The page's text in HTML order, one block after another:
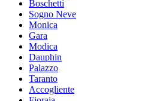
Boschetti
Sogno Neve
Moniсa
Gara
Modica
Dauphin
Palazzo
Taranto
Accogliente